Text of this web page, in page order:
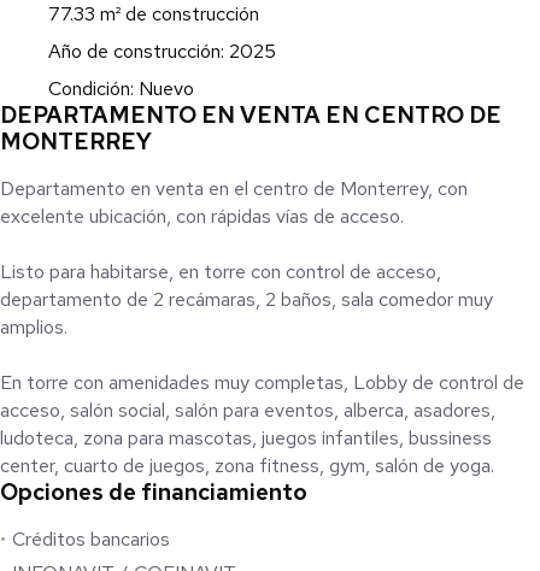
77.33 m² de construcción
Año de construcción: 2025
Condición: Nuevo
DEPARTAMENTO EN VENTA EN CENTRO DE
MONTERREY
Departamento en venta en el centro de Monterrey, con
excelente ubicación, con rápidas vías de acceso.
Listo para habitarse, en torre con control de acceso,
departamento de 2 recámaras, 2 baños, sala comedor muy
amplios.
En torre con amenidades muy completas, Lobby de control de
acceso, salón social, salón para eventos, alberca, asadores,
ludoteca, zona para mascotas, juegos infantiles, bussiness
center, cuarto de juegos, zona fitness, gym, salón de yoga.
Opciones de financiamiento
Créditos bancarios